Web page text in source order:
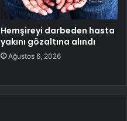
Hemşireyi darbeden hasta
yakını gözaltına alındı
Ağustos 6, 2026